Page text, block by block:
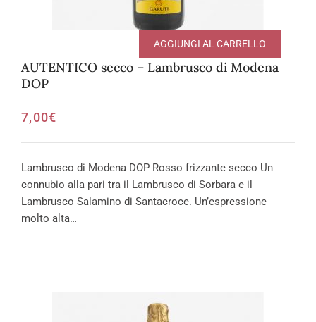
AUTENTICO secco – Lambrusco di Modena
DOP
7,00€
AGGIUNGI AL CARRELLO
Lambrusco di Modena DOP Rosso frizzante secco Un
connubio alla pari tra il Lambrusco di Sorbara e il
Lambrusco Salamino di Santacroce. Un’espressione
molto alta…